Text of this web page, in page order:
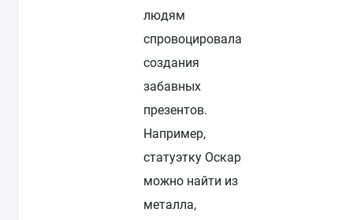
людям
спровоцировала
создания
забавных
презентов.
Например,
статуэтку Оскар
можно найти из
металла,